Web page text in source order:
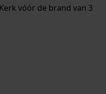
vóór de brand van 3